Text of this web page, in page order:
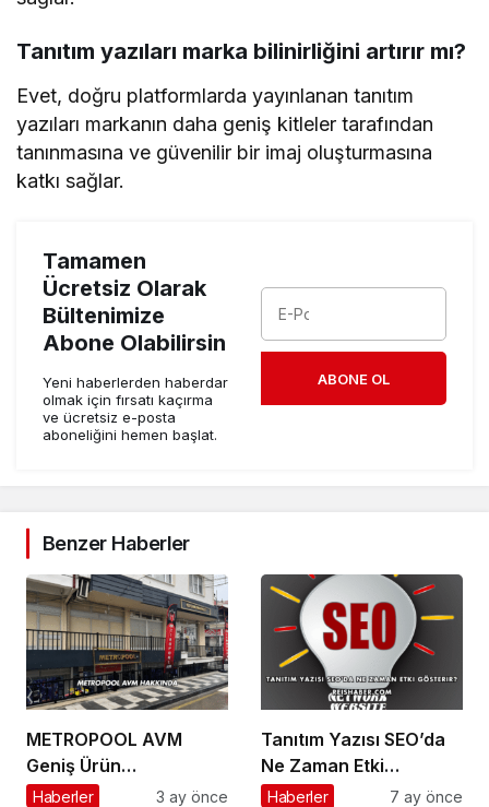
Tanıtım yazıları marka bilinirliğini artırır mı?
Evet, doğru platformlarda yayınlanan tanıtım
yazıları markanın daha geniş kitleler tarafından
tanınmasına ve güvenilir bir imaj oluşturmasına
katkı sağlar.
Tamamen
Ücretsiz Olarak
Bültenimize
Abone Olabilirsin
Yeni haberlerden haberdar
olmak için fırsatı kaçırma
ve ücretsiz e-posta
aboneliğini hemen başlat.
ABONE OL
Benzer Haberler
METROPOOL AVM
Geniş Ürün
Yelpazesiyle Dikkat
Haberler 3 ay önce
Tanıtım Yazısı SEO’da
Ne Zaman Etki
Gösterir?
Haberler 7 ay önce